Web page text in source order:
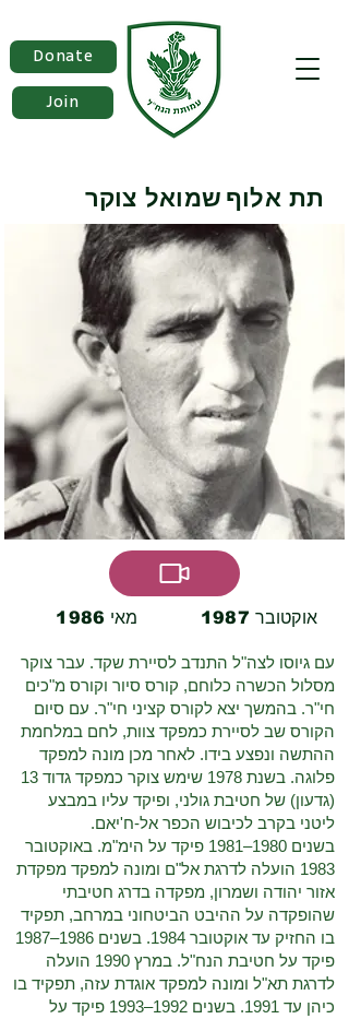
Donate
Join
תת אלוף שמואל צוקר
1987 אוקטובר 1986 מאי
עם גיוסו לצה"ל התנדב לסיירת שקד. עבר צוקר
מסלול הכשרה כלוחם, קורס סיור וקורס מ"כים
חי"ר. בהמשך יצא לקורס קציני חי"ר. עם סיום
הקורס שב לסיירת כמפקד צוות, לחם במלחמת
ההתשה ונפצע בידו. לאחר מכן מונה למפקד
פלוגה. בשנת 1978 שימש צוקר כמפקד גדוד 13
(גדעון) של חטיבת גולני, ופיקד עליו במבצע
ליטני בקרב לכיבוש הכפר אל-ח'יאם.
בשנים 1980–1981 פיקד על הימ"מ. באוקטובר
1983 הועלה לדרגת אל"ם ומונה למפקד מפקדת
אזור יהודה ושמרון, מפקדה בדרג חטיבתי
שהופקדה על ההיבט הביטחוני במרחב, תפקיד
בו החזיק עד אוקטובר 1984. בשנים 1986–1987
פיקד על חטיבת הנח"ל. במרץ 1990 הועלה
לדרגת תא"ל ומונה למפקד אוגדת עזה, תפקיד בו
כיהן עד 1991. בשנים 1992–1993 פיקד על